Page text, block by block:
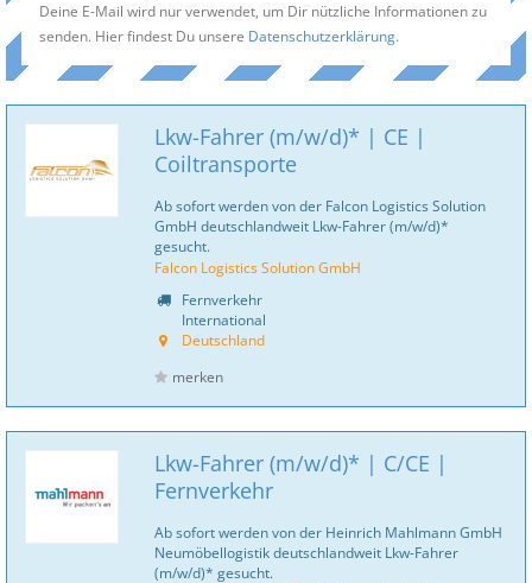
Deine E-Mail wird nur verwendet, um Dir nützliche Informationen zu
senden. Hier findest Du unsere Datenschutzerklärung.
Lkw-Fahrer (m/w/d)* | CE |
Coiltransporte
Ab sofort werden von der Falcon Logistics Solution
GmbH deutschlandweit Lkw-Fahrer (m/w/d)*
gesucht.
Falcon Logistics Solution GmbH
Fernverkehr
International
Deutschland
merken
Lkw-Fahrer (m/w/d)* | C/CE |
Fernverkehr
Ab sofort werden von der Heinrich Mahlmann GmbH
Neumöbellogistik deutschlandweit Lkw-Fahrer
(m/w/d)* gesucht.